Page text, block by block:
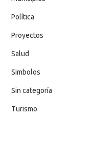
Política
Proyectos
Salud
Simbolos
Sin categoría
Turismo